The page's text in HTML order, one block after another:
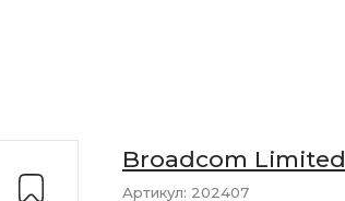
Broadcom Limited
Артикул: 202407